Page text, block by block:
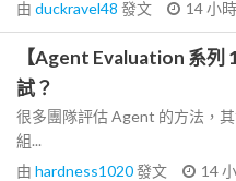
由 duckravel48 發文 14 小
【Agent Evaluation 系
試？
很多團隊評估 Agent 的方法，
組...
由 hardness1020發文 14